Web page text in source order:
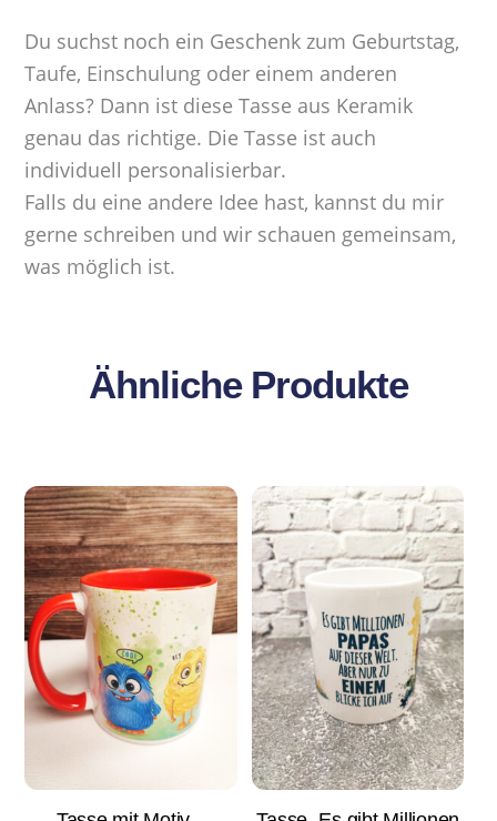
Du suchst noch ein Geschenk zum Geburtstag,
Taufe, Einschulung oder einem anderen
Anlass? Dann ist diese Tasse aus Keramik
genau das richtige. Die Tasse ist auch
individuell personalisierbar.
Falls du eine andere Idee hast, kannst du mir
gerne schreiben und wir schauen gemeinsam,
was möglich ist.
Ähnliche Produkte